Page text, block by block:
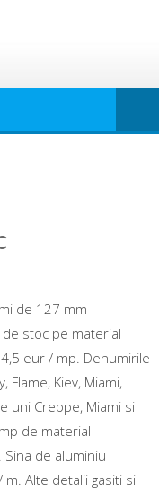
de 127 mm
stoc pe material
eur / mp. Denumirile
Flame, Kiev, Miami,
uni Creppe, Miami si
de material
de aluminiu
Alte detalii gasiti si